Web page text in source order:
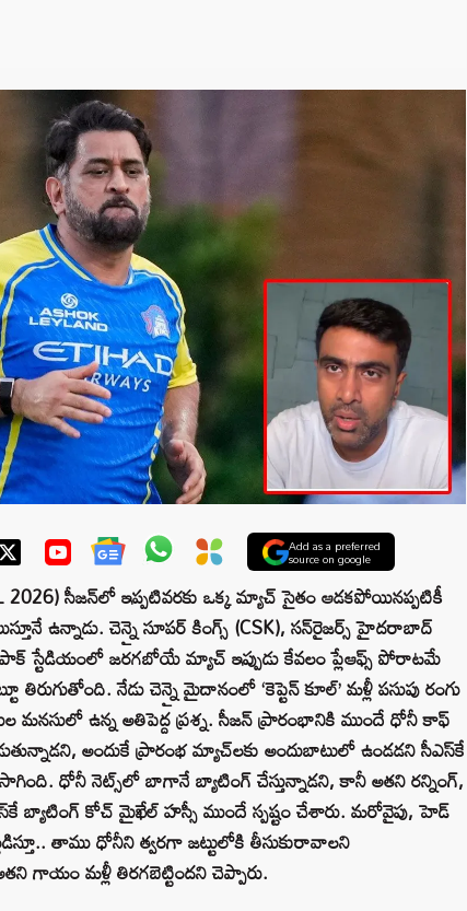
Add as a preferred
source on google
2026) సీజన్‌లో ఇప్పటివరకు ఒక్క మ్యాచ్ సైతం ఆడకపోయినప్పటికీ
ఉన్నాడు. చెన్నై సూపర్ కింగ్స్ (CSK), సన్‌రైజర్స్ హైదరాబాద్
స్టేడియంలో జరగబోయే మ్యాచ్ ఇప్పుడు కేవలం ప్లేఆఫ్స్ పోరాటమే
నేడు చెన్నై మైదానంలో ‘కెప్టెన్ కూల్’ మళ్లీ పసుపు రంగు
ఉన్న అతిపెద్ద ప్రశ్న. సీజన్ ప్రారంభానికి ముందే ధోనీ కాఫ్
అందుకే ప్రారంభ మ్యాచ్‌లకు అందుబాటులో ఉండడని సీఎస్‌కే
సాగింది. ధోనీ నెట్స్‌లో బాగానే బ్యాటింగ్ చేస్తున్నాడని, కానీ అతని రన్నింగ్,
బ్యాటింగ్ కోచ్ మైఖేల్ హస్సీ ముందే స్పష్టం చేశారు. మరోవైపు, హెడ్
తాము ధోనీని త్వరగా జట్టులోకి తీసుకురావాలని
గాయం మళ్లీ తిరగబెట్టిందని చెప్పారు.